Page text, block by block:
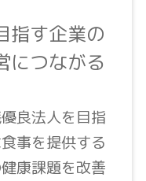
指す企業の
につながる
良法人を目指
事を提供する
康課題を改善